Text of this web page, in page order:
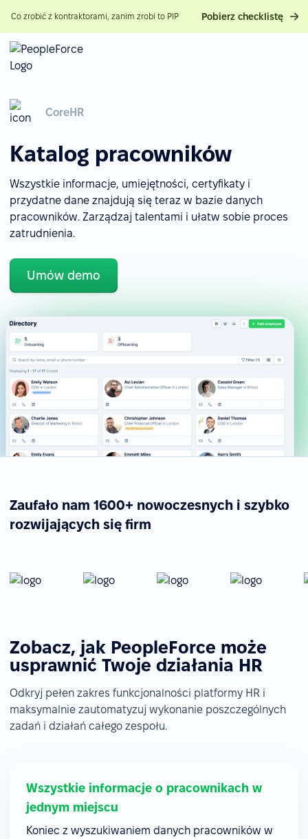
Co zrobić z kontraktorami, zanim zrobi to PIP Pobierz checklistę
CoreHR
Katalog pracowników
Wszystkie informacje, umiejętności, certyfikaty i
przydatne dane znajdują się teraz w bazie danych
pracowników. Zarządzaj talentami i ułatw sobie proces
zatrudnienia.
Umów demo
Zaufało nam 1600+ nowoczesnych i szybko
rozwijających się firm
Zobacz, jak PeopleForce może
usprawnić Twoje działania HR
Odkryj pełen zakres funkcjonalności platformy HR i
maksymalnie zautomatyzuj wykonanie poszczególnych
zadań i działań całego zespołu.
Wszystkie informacje o pracownikach w
jednym miejscu
Koniec z wyszukiwaniem danych pracowników w